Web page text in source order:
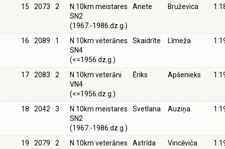
15 2073 2
N 10km meistares
SN2
(1967.-1986.dz.g.)
Anete Bruževica
16 2089 1
N 10km veterānes
SN4
(<=1956.dz.g.)
Skaidrīte Līmeža
17 2083 2
N 10km veterāni
VN4
(<=1956.dz.g.)
Ēriks Apšenieks
18 2042 3
N 10km meistares
SN2
(1967.-1986.dz.g.)
Svetlana Auziņa
19 2079 2
N 10km veterānes
Astrīda Vincēviča